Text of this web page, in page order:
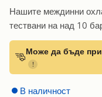
Нашите междинни
тествани на над 10
Може да бъде при
!
В наличност